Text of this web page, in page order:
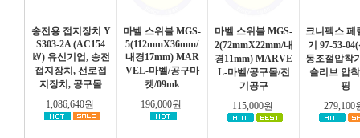
송전용 접지장치 Y
S303-2A (AC154
㎸) 유신기업, 송전
접지장치, 선로접
지장치, 공구몰
1,086,640원
마벨 스위블 MGS-
5(112mmX36mm/
내경17mm) MAR
VEL-마벨/공구마
켓/09mk
196,000원
마벨 스위블 MGS-
2(72mmX22mm/내
경11mm) MARVE
L-마벨/공구몰/전
기공구
115,000원
크니펙스 페
기 97-53-
동조절압착
슬리브 압
핑
279,100